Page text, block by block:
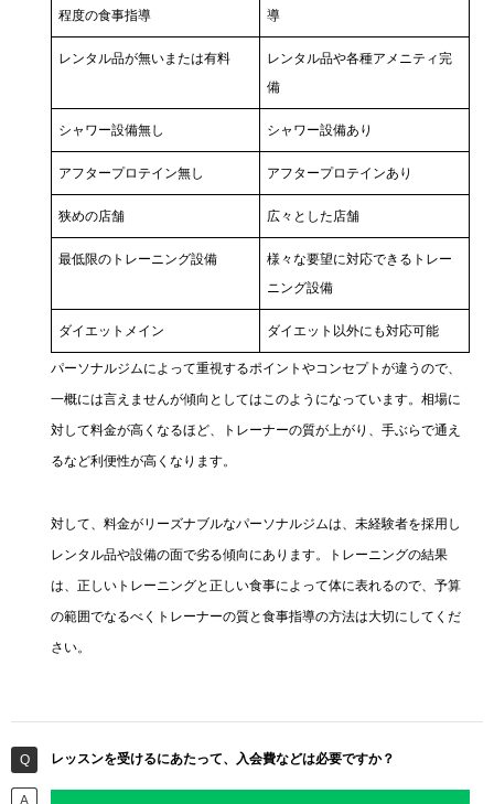
程度の食事指導
導
レンタル品が無いまたは有料
レンタル品や各種アメニティ完
備
シャワー設備無し シャワー設備あり
アフタープロテイン無し アフタープロテインあり
狭めの店舗 広々とした店舗
最低限のトレーニング設備
様々な要望に対応できるトレー
ニング設備
ダイエットメイン ダイエット以外にも対応可能
パーソナルジムによって重視するポイントやコンセプトが違うので、
一概には言えませんが傾向としてはこのようになっています。相場に
対して料金が高くなるほど、トレーナーの質が上がり、手ぶらで通え
るなど利便性が高くなります。
対して、料金がリーズナブルなパーソナルジムは、未経験者を採用し
レンタル品や設備の面で劣る傾向にあります。トレーニングの結果
は、正しいトレーニングと正しい食事によって体に表れるので、予算
の範囲でなるべくトレーナーの質と食事指導の方法は大切にしてくだ
さい。
レッスンを受けるにあたって、入会費などは必要ですか？